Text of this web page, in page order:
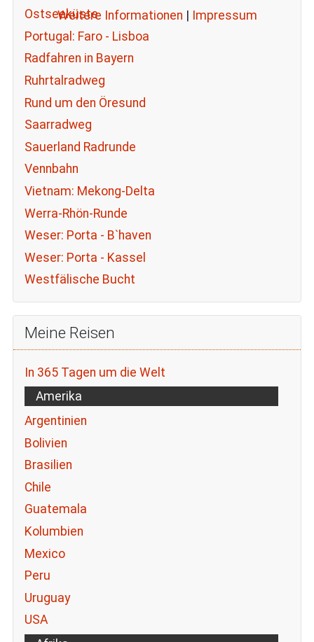
Ostseeküste
Portugal: Faro - Lisboa
Radfahren in Bayern
Ruhrtalradweg
Rund um den Öresund
Saarradweg
Sauerland Radrunde
Vennbahn
Vietnam: Mekong-Delta
Werra-Rhön-Runde
Weser: Porta - B`haven
Weser: Porta - Kassel
Westfälische Bucht
Meine Reisen
In 365 Tagen um die Welt
Amerika
Argentinien
Bolivien
Brasilien
Chile
Guatemala
Kolumbien
Mexico
Peru
Uruguay
USA
Weitere Informationen Impressum